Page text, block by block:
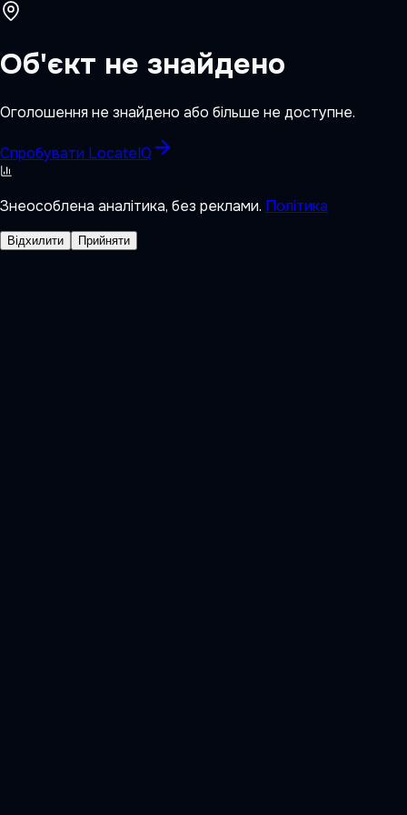
Об'єкт не знайдено
Оголошення не знайдено або більше не доступне.
Спробувати LocateIQ
Знеособлена аналітика, без реклами. Політика
Відхилити Прийняти